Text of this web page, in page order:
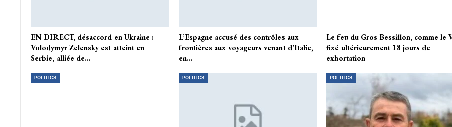
EN DIRECT, désaccord en Ukraine :
Volodymyr Zelensky est atteint en
Serbie, alliée de…
L’Espagne accusé des contrôles aux
frontières aux voyageurs venant d’Italie,
en…
Le feu du Gros Bessillon, comme le
fixé ultérieurement 18 jours de
exhortation
POLITICS POLITICS POLITICS